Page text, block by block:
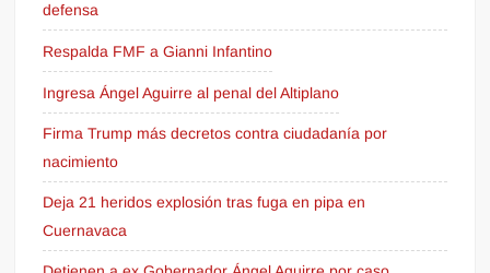
defensa
Respalda FMF a Gianni Infantino
Ingresa Ángel Aguirre al penal del Altiplano
Firma Trump más decretos contra ciudadanía por
nacimiento
Deja 21 heridos explosión tras fuga en pipa en
Cuernavaca